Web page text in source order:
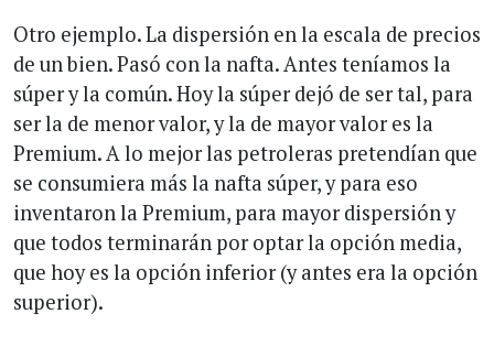
Otro ejemplo. La dispersión en la escala de precios
de un bien. Pasó con la nafta. Antes teníamos la
súper y la común. Hoy la súper dejó de ser tal, para
ser la de menor valor, y la de mayor valor es la
Premium. A lo mejor las petroleras pretendían que
se consumiera más la nafta súper, y para eso
inventaron la Premium, para mayor dispersión y
que todos terminarán por optar la opción media,
que hoy es la opción inferior (y antes era la opción
superior).